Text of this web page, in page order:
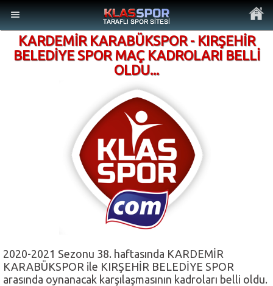
Son Dakika Haberler
Ankara Takımları
KARDEMİR KARABÜKSPOR - KIRŞEHİR
BELEDİYE SPOR MAÇ KADROLARI BELLİ
OLDU...
2020-2021 Sezonu 38. haftasında KARDEMİR
KARABÜKSPOR ile KIRŞEHİR BELEDİYE SPOR
arasında oynanacak karşılaşmasının kadroları belli oldu.